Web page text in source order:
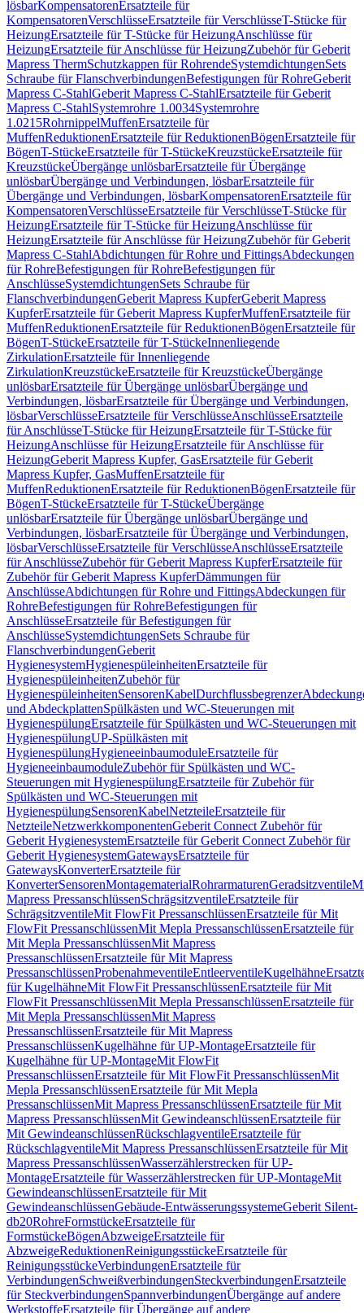
lösbarKompensatorenErsatzteile für
KompensatorenVerschlüsseErsatzteile für VerschlüsseT-Stücke für
HeizungErsatzteile für T-Stücke für HeizungAnschlüsse für
HeizungErsatzteile für Anschlüsse für HeizungZubehör für Geberit
Mapress ThermSchutzkappen für RohrendeSystemdichtungenSets
Schraube für FlanschverbindungenBefestigungen für RohreGeberit
Mapress C-StahlGeberit Mapress C-StahlErsatzteile für Geberit
Mapress C-StahlSystemrohre 1.0034Systemrohre
1.0215RohrnippelMuffenErsatzteile für
MuffenReduktionenErsatzteile für ReduktionenBögenErsatzteile für
BögenT-StückeErsatzteile für T-StückeKreuzstückeErsatzteile für
KreuzstückeÜbergänge unlösbarErsatzteile für Übergänge
unlösbarÜbergänge und Verbindungen, lösbarErsatzteile für
Übergänge und Verbindungen, lösbarKompensatorenErsatzteile für
KompensatorenVerschlüsseErsatzteile für VerschlüsseT-Stücke für
HeizungErsatzteile für T-Stücke für HeizungAnschlüsse für
HeizungErsatzteile für Anschlüsse für HeizungZubehör für Geberit
Mapress C-StahlAbdichtungen für Rohre und FittingsAbdeckungen
für RohreBefestigungen für RohreBefestigungen für
AnschlüsseSystemdichtungenSets Schraube für
FlanschverbindungenGeberit Mapress KupferGeberit Mapress
KupferErsatzteile für Geberit Mapress KupferMuffenErsatzteile für
MuffenReduktionenErsatzteile für ReduktionenBögenErsatzteile für
BögenT-StückeErsatzteile für T-StückeInnenliegende
ZirkulationErsatzteile für Innenliegende
ZirkulationKreuzstückeErsatzteile für KreuzstückeÜbergänge
unlösbarErsatzteile für Übergänge unlösbarÜbergänge und
Verbindungen, lösbarErsatzteile für Übergänge und Verbindungen,
lösbarVerschlüsseErsatzteile für VerschlüsseAnschlüsseErsatzteile
für AnschlüsseT-Stücke für HeizungErsatzteile für T-Stücke für
HeizungAnschlüsse für HeizungErsatzteile für Anschlüsse für
HeizungGeberit Mapress Kupfer, GasErsatzteile für Geberit
Mapress Kupfer, GasMuffenErsatzteile für
MuffenReduktionenErsatzteile für ReduktionenBögenErsatzteile für
BögenT-StückeErsatzteile für T-StückeÜbergänge
unlösbarErsatzteile für Übergänge unlösbarÜbergänge und
Verbindungen, lösbarErsatzteile für Übergänge und Verbindungen,
lösbarVerschlüsseErsatzteile für VerschlüsseAnschlüsseErsatzteile
für AnschlüsseZubehör für Geberit Mapress KupferErsatzteile für
Zubehör für Geberit Mapress KupferDämmungen für
AnschlüsseAbdichtungen für Rohre und FittingsAbdeckungen für
RohreBefestigungen für RohreBefestigungen für
AnschlüsseErsatzteile für Befestigungen für
AnschlüsseSystemdichtungenSets Schraube für
FlanschverbindungenGeberit
HygienesystemHygienespüleinheitenErsatzteile für
HygienespüleinheitenZubehör für
HygienespüleinheitenSensorenKabelDurchflussbegrenzer
und AbdeckplattenSpülkästen und WC-Steuerungen mit
HygienespülungErsatzteile für Spülkästen und WC-Steuerungen mit
HygienespülungUP-Spülkästen mit
HygienespülungHygieneeinbaumoduleErsatzteile für
HygieneeinbaumoduleZubehör für Spülkästen und WC-
Steuerungen mit HygienespülungErsatzteile für Zubehör für
Spülkästen und WC-Steuerungen mit
HygienespülungSensorenKabelNetzteileErsatzteile für
NetzteileNetzwerkkomponentenGeberit Connect Zubehör für
Geberit HygienesystemErsatzteile für Geberit Connect Zubehör für
Geberit HygienesystemGatewaysErsatzteile für
GatewaysKonverterErsatzteile für
KonverterSensorenMontagematerialRohrarmaturenGeradsitzventile
Mapress PressanschlüssenSchrägsitzventileErsatzteile für
SchrägsitzventileMit FlowFit PressanschlüssenErsatzteile für Mit
FlowFit PressanschlüssenMit Mepla PressanschlüssenErsatzteile für
Mit Mepla PressanschlüssenMit Mapress
PressanschlüssenErsatzteile für Mit Mapress
PressanschlüssenProbenahmeventileEntleerventileKugelhähne
für KugelhähneMit FlowFit PressanschlüssenErsatzteile für Mit
FlowFit PressanschlüssenMit Mepla PressanschlüssenErsatzteile für
Mit Mepla PressanschlüssenMit Mapress
PressanschlüssenErsatzteile für Mit Mapress
PressanschlüssenKugelhähne für UP-MontageErsatzteile für
Kugelhähne für UP-MontageMit FlowFit
PressanschlüssenErsatzteile für Mit FlowFit PressanschlüssenMit
Mepla PressanschlüssenErsatzteile für Mit Mepla
PressanschlüssenMit Mapress PressanschlüssenErsatzteile für Mit
Mapress PressanschlüssenMit GewindeanschlüssenErsatzteile für
Mit GewindeanschlüssenRückschlagventileErsatzteile für
RückschlagventileMit Mapress PressanschlüssenErsatzteile für Mit
Mapress PressanschlüssenWasserzählerstrecken für UP-
MontageErsatzteile für Wasserzählerstrecken für UP-MontageMit
GewindeanschlüssenErsatzteile für Mit
GewindeanschlüssenGebäude-EntwässerungssystemeGeberit Silent-
db20RohreFormstückeErsatzteile für
FormstückeBögenAbzweigeErsatzteile für
AbzweigeReduktionenReinigungsstückeErsatzteile für
ReinigungsstückeVerbindungenErsatzteile für
VerbindungenSchweißverbindungenSteckverbindungenErsatzteile
für SteckverbindungenSpannverbindungenÜbergänge auf andere
WerkstoffeErsatzteile für Übergänge auf andere